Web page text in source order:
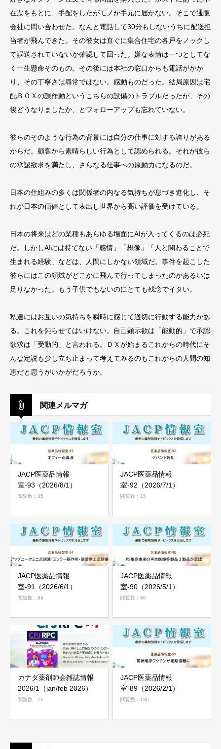
在票をもとに、手配をしたがモノが手元に届かない。そこで通販
会社に問い合わせた。なんと電話して30分もしないうちに配送担
当者が飛んできた。その彼女は直ぐに集合住宅の各戸をノックし
て誤送されていないか確認して回った。嫌な表情は一つとしてな
く一生懸命そのもの。その後には本社の窓口からも電話がかか
り、その丁寧さは尋常ではない。感動ものだった。結局原因は宅
配ＢＯＸの誤作動というこちらの設備のトラブルだったが、その
後どうなりましたか、とフォローアップも忘れていない。
彼らのそのような行為の背景には自分の仕事に対する誇りがある
からだ。顧客から素晴らしい行為として認められる。それが彼ら
の承認欲求を満たし、さらなる仕事への原動力になるのだ。
日本の仕組みの多くは関係者の内なる気持ちが息づき進化し、そ
れが日本の価値として表出し世界から高い評価を受けている。
日本の将来はどの業種もあらゆる場面にAIが入ってくるのは必死
だ。しかしAIには持てない「感情」「想像」「人と関わることで
生まれる経験」などは、人間にしかない領域だ。事件を起こした
彼らにはこの領域がどこかに飛んで行ってしまったのかあるいは
足りなかった。もう子供でもないのにとても残念でイタい。
私達にはお互いの気持ちを瞬時に感じて適切に行動する能力があ
る。これを鈍らせてはいけない。自己顕示欲は「能動的」で承認
欲求は「受動的」と言われる。ＤＸが始まるこれからの時代にそ
んな定説も少し立ち止まって考えてみるのもこれからの人間の知
恵だと思うがいかがだろうか。
関連メルマガ
JACP医薬品情報
室-93（2026/8/1）
閲覧数：35
JACP医薬品情報
室-92（2026/7/1）
閲覧数：15
JACP医薬品情報
室-91（2026/6/1）
閲覧数：96
JACP医薬品情報
室-90（2026/5/1）
閲覧数：60
カナダ薬剤師会雑誌情報
2026/1（jan/feb 2026）
閲覧数：71
JACP医薬品情報
室-89（2026/2/1）
閲覧数：136